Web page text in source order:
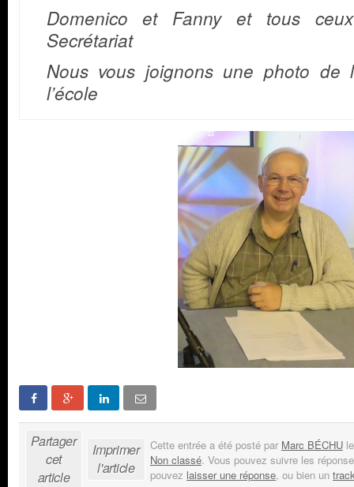
Domenico et Fanny et tous
Secrétariat
Nous vous joignons une photo de
l’école
Partager
cet
article
Imprimer
l'article
Cette entrée a été posté par Marc BÉCHU
Non classé. Vous pouvez suivre les
pouvez laisser une réponse, ou bien un